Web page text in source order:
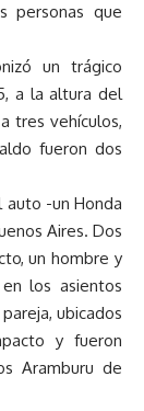
personas que
un trágico
a la altura del
tres vehículos,
fueron dos
auto -un Honda
Aires. Dos
un hombre y
los asientos
ubicados
y fueron
Aramburu de